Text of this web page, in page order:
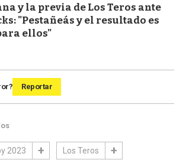
y la previa de Los Teros ante
"Pestañeás y el resultado es
ellos"
Reportar
2023 Los Teros